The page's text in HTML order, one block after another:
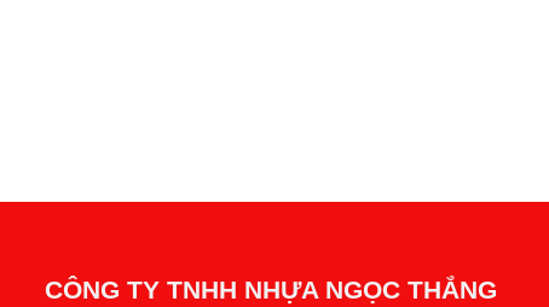
CÔNG TY TNHH NHỰA NGỌC THẮNG